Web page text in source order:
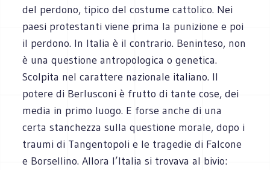
del perdono, tipico del costume cattolico. Nei
paesi protestanti viene prima la punizione e poi
il perdono. In Italia è il contrario. Beninteso, non
è una questione antropologica o genetica.
Scolpita nel carattere nazionale italiano. Il
potere di Berlusconi è frutto di tante cose, dei
media in primo luogo. E forse anche di una
certa stanchezza sulla questione morale, dopo i
traumi di Tangentopoli e le tragedie di Falcone
e Borsellino. Allora l’Italia si trovava al bivio: